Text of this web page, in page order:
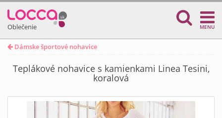
Oblečenie MENU
Dámske športové nohavice
Teplákové nohavice s kamienkami Linea Tesini,
koralová